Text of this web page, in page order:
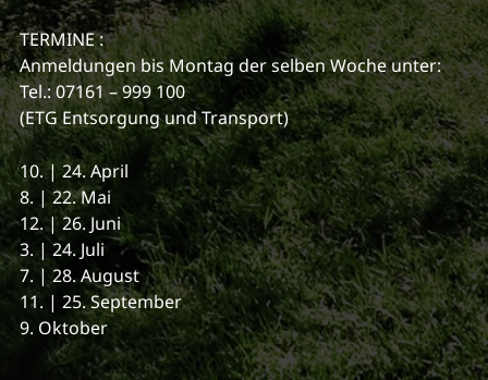
TERMINE :
Anmeldungen bis Montag der selben Woche unter:
Tel.: 07161 – 999 100
(ETG Entsorgung und Transport)
10. | 24. April
8. | 22. Mai
12. | 26. Juni
3. | 24. Juli
7. | 28. August
11. | 25. September
9. Oktober